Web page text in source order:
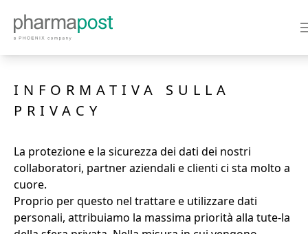
INFORMATIVA SULLA
PRIVACY
La protezione e la sicurezza dei dati dei nostri
collaboratori, partner aziendali e clienti ci sta molto a
cuore.
Proprio per questo nel trattare e utilizzare dati
personali, attribuiamo la massima priorità alla tute-la